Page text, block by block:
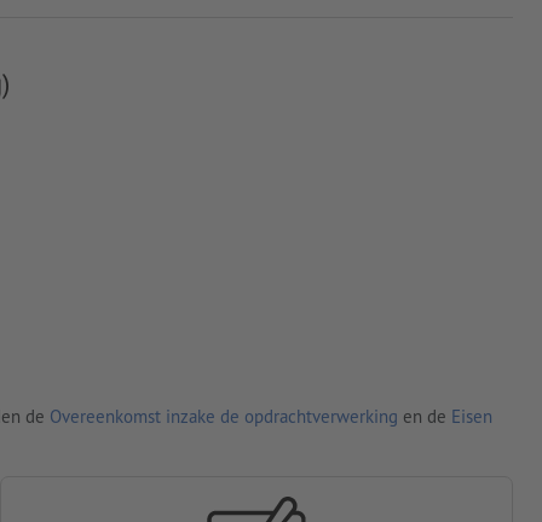
de Overeenkomst inzake de opdrachtverwerking en de Eisen